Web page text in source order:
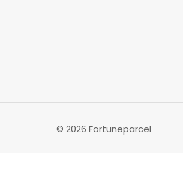
© 2026 Fortuneparcel